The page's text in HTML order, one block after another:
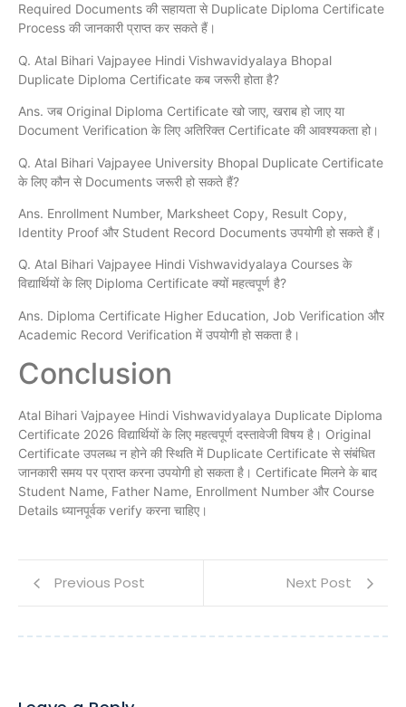
Required Documents की सहायता से Duplicate Diploma Certificate
Process की जानकारी प्राप्त कर सकते हैं।
Q. Atal Bihari Vajpayee Hindi Vishwavidyalaya Bhopal
Duplicate Diploma Certificate कब जरूरी होता है?
Ans. जब Original Diploma Certificate खो जाए, खराब हो जाए या
Document Verification के लिए अतिरिक्त Certificate की आवश्यकता हो।
Q. Atal Bihari Vajpayee University Bhopal Duplicate Certificate
के लिए कौन से Documents जरूरी हो सकते हैं?
Ans. Enrollment Number, Marksheet Copy, Result Copy,
Identity Proof और Student Record Documents उपयोगी हो सकते हैं।
Q. Atal Bihari Vajpayee Hindi Vishwavidyalaya Courses के
विद्यार्थियों के लिए Diploma Certificate क्यों महत्वपूर्ण है?
Ans. Diploma Certificate Higher Education, Job Verification और
Academic Record Verification में उपयोगी हो सकता है।
Conclusion
Atal Bihari Vajpayee Hindi Vishwavidyalaya Duplicate Diploma
Certificate 2026 विद्यार्थियों के लिए महत्वपूर्ण दस्तावेजी विषय है। Original
Certificate उपलब्ध न होने की स्थिति में Duplicate Certificate से संबंधित
जानकारी समय पर प्राप्त करना उपयोगी हो सकता है। Certificate मिलने के बाद
Student Name, Father Name, Enrollment Number और Course
Details ध्यानपूर्वक verify करना चाहिए।
Previous Post Next Post